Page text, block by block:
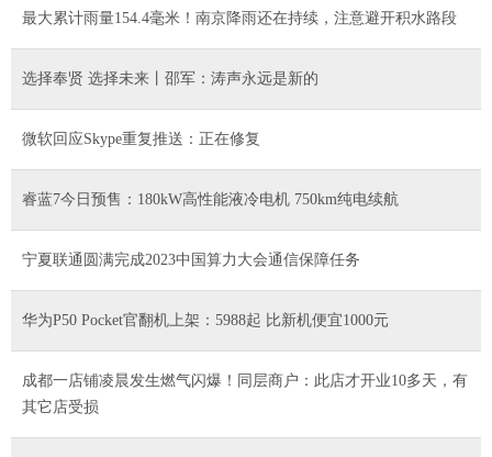
​最大累计雨量154.4毫米！南京降雨还在持续，注意避开积水路段
选择奉贤 选择未来丨邵军：涛声永远是新的
微软回应Skype重复推送：正在修复
睿蓝7今日预售：180kW高性能液冷电机 750km纯电续航
宁夏联通圆满完成2023中国算力大会通信保障任务
华为P50 Pocket官翻机上架：5988起 比新机便宜1000元
成都一店铺凌晨发生燃气闪爆！同层商户：此店才开业10多天，有
其它店受损